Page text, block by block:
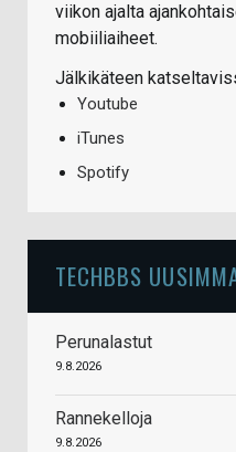
viikon ajalta
mobiiliaiheet.
Jälkikäteen
Youtube
iTunes
Spotify
TECHBBS
Perunalastut
9.8.2026
Rannekelloja
9.8.2026